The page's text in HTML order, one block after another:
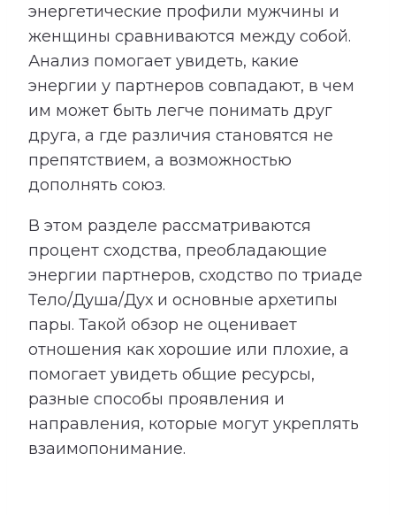
энергетические профили мужчины и
женщины сравниваются между собой.
Анализ помогает увидеть, какие
энергии у партнеров совпадают, в чем
им может быть легче понимать друг
друга, а где различия становятся не
препятствием, а возможностью
дополнять союз.
В этом разделе рассматриваются
процент сходства, преобладающие
энергии партнеров, сходство по триаде
Тело/Душа/Дух и основные архетипы
пары. Такой обзор не оценивает
отношения как хорошие или плохие, а
помогает увидеть общие ресурсы,
разные способы проявления и
направления, которые могут укреплять
взаимопонимание.